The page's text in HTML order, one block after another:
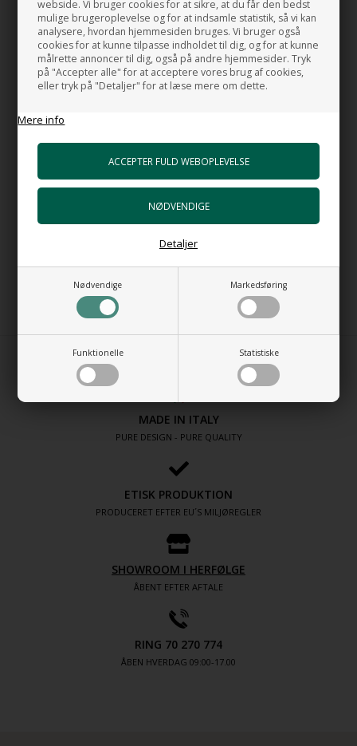
webside. Vi bruger cookies for at sikre, at du får den bedst
mulige brugeroplevelse og for at indsamle statistik, så vi kan
analysere, hvordan hjemmesiden bruges. Vi bruger også
cookies for at kunne tilpasse indholdet til dig, og for at kunne
målrette annoncer til dig, også på andre hjemmesider. Tryk
på "Accepter alle" for at acceptere vores brug af cookies,
eller tryk på "Detaljer" for at læse mere om dette.
Mere info
Nødvendige Markedsføring
Funktionelle Statistiske
Detaljer
Beskrivelse Mål og Data
Toiletsæde til Clas+ toiletter
Dette sæde er MED soft close
Farve: Hvid Blank
Design: Angeletti Ruzza
DENNE PRIS ER KUN FOR TOILETSÆDET.
MADE IN ITALY
PURE DESIGN - PURE QUALITY
ETISK PRODUKTION
PRODUCERET EFTER EU´S MILJØREGLER
SHOWROOM I HERFØLGE
ÅBENT EFTER AFTALE
RING 70 270 774
ÅBEN HVERDAG 09:00-17.00